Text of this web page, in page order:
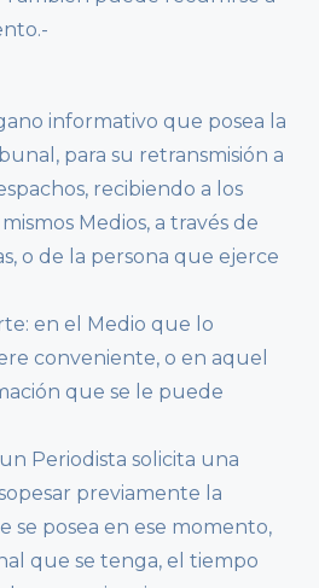
informativo que posea la
para su retransmisión a
recibiendo a los
Medios, a través de
o de la persona que ejerce
en el Medio que lo
conveniente, o en aquel
que se le puede
un Periodista solicita una
previamente la
se posea en ese momento,
que se tenga, el tiempo